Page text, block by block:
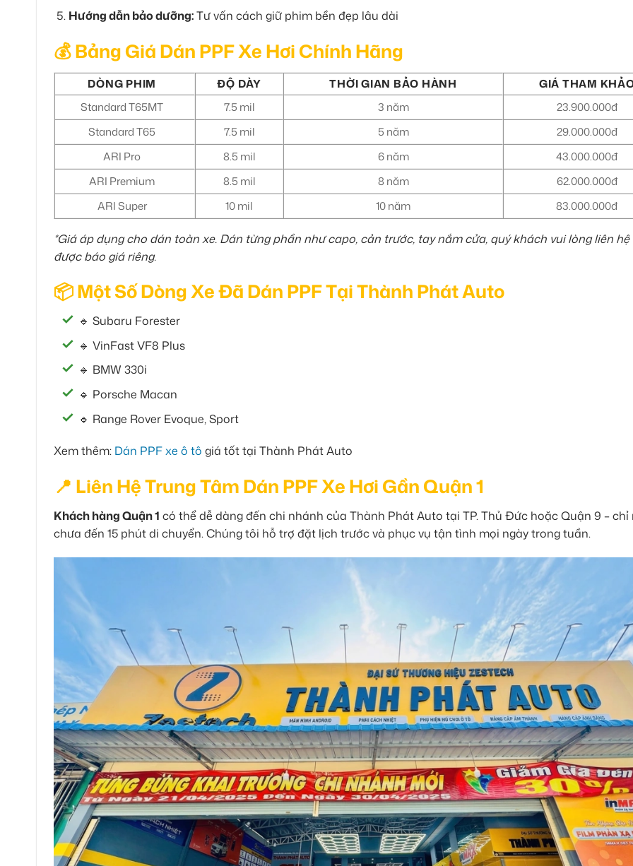
Hướng dẫn bảo dưỡng:Tư vấn cách giữ phim bền đẹp lâu dài
💰 Bảng Giá Dán PPF Xe Hơi Chính Hãng
DÒNG PHIM ĐỘ DÀY THỜI GIAN BẢO HÀNH
GIÁ THAM
Standard T65MT
7.5 mil 3 năm
23.900.000đ
Standard T65
7.5 mil 5 năm
29.000.000đ
ARI Pro
8.5 mil 6 năm
43.000.000đ
ARI Premium
8.5 mil 8 năm
62.000.000đ
ARI Super
10 mil 10 năm 83.000.000đ
*Giá áp dụng cho dán toàn xe. Dán từng phần như capo, cản trước, tay nắm cửa, quý khách vui lòng liên hệ
được báo giá riêng.
📦 Một Số Dòng Xe Đã Dán PPF Tại Thành Phát Auto
🔹 Subaru Forester
🔹 VinFast VF8 Plus
🔹 BMW 330i
🔹 Porsche Macan
🔹 Range Rover Evoque, Sport
Xem thêm: Dán PPF xe ô tô giá tốt tại Thành Phát Auto
📍 Liên Hệ Trung Tâm Dán PPF Xe Hơi Gần Quận 1
Khách hàng Quận 1 có thể dễ dàng đến chi nhánh của Thành Phát Auto tại TP. Thủ Đức hoặc Quận 9 – chỉ
chưa đến 15 phút di chuyển. Chúng tôi hỗ trợ đặt lịch trước và phục vụ tận tình mọi ngày trong tuần.